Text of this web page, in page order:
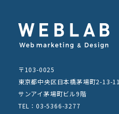
〒103-0025
東京都中央区日本橋茅場町2-13-11
サンアイ茅場町ビル9階
TEL：03-5366-3277